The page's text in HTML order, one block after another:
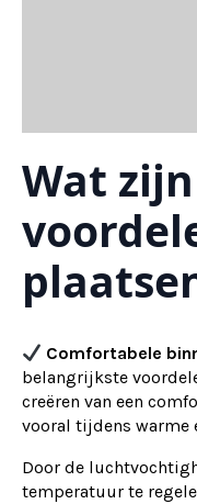
Wat
Comfortabele
belangrijkste
creëren van een
vooral tijdens warme
Door de
temperatuur te